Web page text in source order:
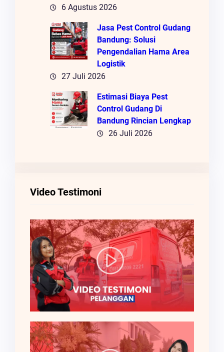
6 Agustus 2026
Jasa Pest Control Gudang
Bandung: Solusi
Pengendalian Hama Area
Logistik
27 Juli 2026
Estimasi Biaya Pest
Control Gudang Di
Bandung Rincian Lengkap
26 Juli 2026
Video Testimoni